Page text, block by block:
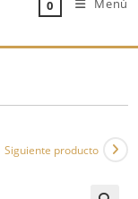
0 Menú
Siguiente producto